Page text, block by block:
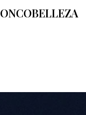
ONCOBELLEZA